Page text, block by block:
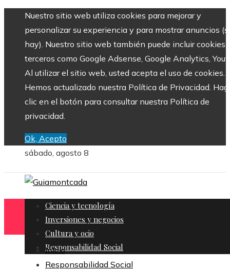
Nuestro sitio web utiliza cookies para mejorar y
personalizar su experiencia y para mostrar anuncios
hay). Nuestro sitio web también puede incluir cookies
terceros como Google Adsense, Google Analytics,
Al utilizar el sitio web, usted acepta el uso de cookies.
Hemos actualizado nuestra Política de Privacidad.
clic en el botón para consultar nuestra Política de
privacidad.
Ok, Acepto
sábado, agosto 8
Ciencia y tecnología
Inversiones y negocios
Cultura y ocio
Responsabilidad Social
Inicio
Responsabilidad Social